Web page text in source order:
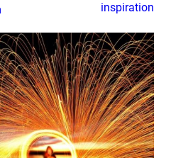
inspiration